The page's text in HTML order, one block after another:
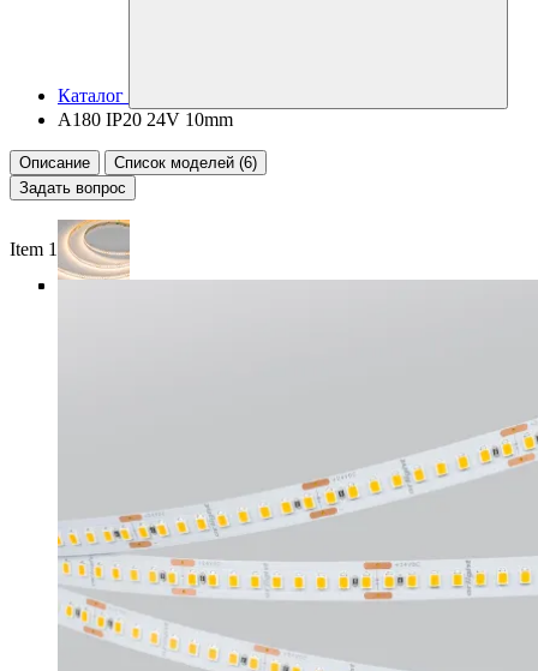
Каталог
A180 IP20 24V 10mm
Описание
Список моделей (6)
Задать вопрос
Item 1 of 5